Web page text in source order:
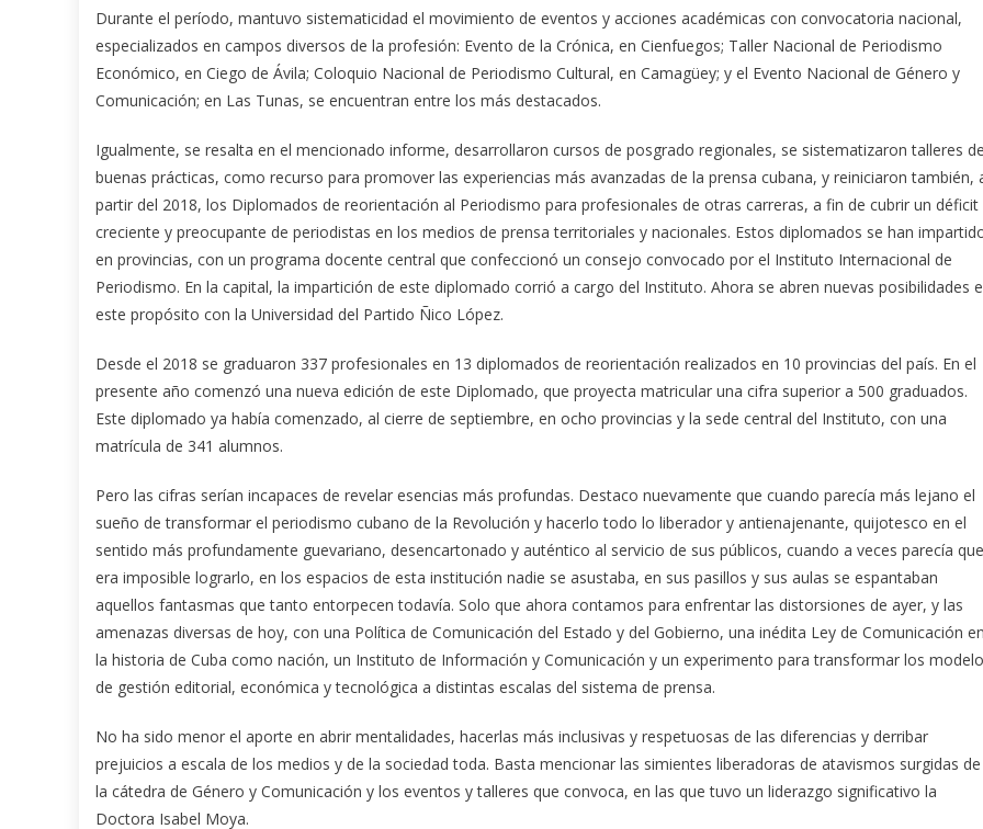
Durante el período, mantuvo sistematicidad el movimiento de eventos y acciones académicas con convocatoria nacional,
especializados en campos diversos de la profesión: Evento de la Crónica, en Cienfuegos; Taller Nacional de Periodismo
Económico, en Ciego de Ávila; Coloquio Nacional de Periodismo Cultural, en Camagüey; y el Evento Nacional de Género y
Comunicación; en Las Tunas, se encuentran entre los más destacados.
Igualmente, se resalta en el mencionado informe, desarrollaron cursos de posgrado regionales, se sistematizaron talleres
buenas prácticas, como recurso para promover las experiencias más avanzadas de la prensa cubana, y reiniciaron también,
partir del 2018, los Diplomados de reorientación al Periodismo para profesionales de otras carreras, a fin de cubrir un déficit
creciente y preocupante de periodistas en los medios de prensa territoriales y nacionales. Estos diplomados se han
en provincias, con un programa docente central que confeccionó un consejo convocado por el Instituto Internacional de
Periodismo. En la capital, la impartición de este diplomado corrió a cargo del Instituto. Ahora se abren nuevas posibilidades
este propósito con la Universidad del Partido Ñico López.
Desde el 2018 se graduaron 337 profesionales en 13 diplomados de reorientación realizados en 10 provincias del país. En el
presente año comenzó una nueva edición de este Diplomado, que proyecta matricular una cifra superior a 500 graduados.
Este diplomado ya había comenzado, al cierre de septiembre, en ocho provincias y la sede central del Instituto, con una
matrícula de 341 alumnos.
Pero las cifras serían incapaces de revelar esencias más profundas. Destaco nuevamente que cuando parecía más lejano el
sueño de transformar el periodismo cubano de la Revolución y hacerlo todo lo liberador y antienajenante, quijotesco en el
sentido más profundamente guevariano, desencartonado y auténtico al servicio de sus públicos, cuando a veces parecía que
era imposible lograrlo, en los espacios de esta institución nadie se asustaba, en sus pasillos y sus aulas se espantaban
aquellos fantasmas que tanto entorpecen todavía. Solo que ahora contamos para enfrentar las distorsiones de ayer, y las
amenazas diversas de hoy, con una Política de Comunicación del Estado y del Gobierno, una inédita Ley de Comunicación
la historia de Cuba como nación, un Instituto de Información y Comunicación y un experimento para transformar los
de gestión editorial, económica y tecnológica a distintas escalas del sistema de prensa.
No ha sido menor el aporte en abrir mentalidades, hacerlas más inclusivas y respetuosas de las diferencias y derribar
prejuicios a escala de los medios y de la sociedad toda. Basta mencionar las simientes liberadoras de atavismos surgidas de
la cátedra de Género y Comunicación y los eventos y talleres que convoca, en las que tuvo un liderazgo significativo la
Doctora Isabel Moya.